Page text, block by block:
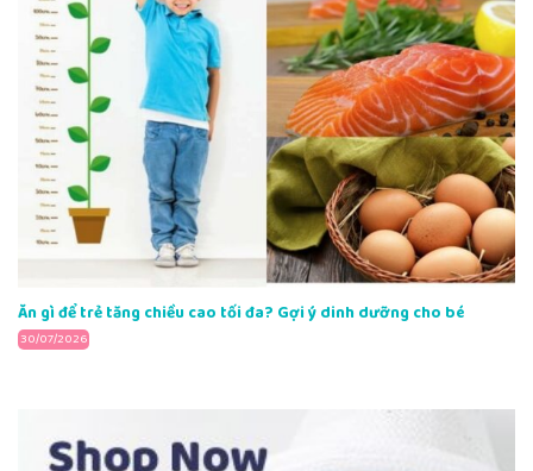
Ăn gì để trẻ tăng chiều cao tối đa? Gợi ý dinh dưỡng cho bé
30/07/2026